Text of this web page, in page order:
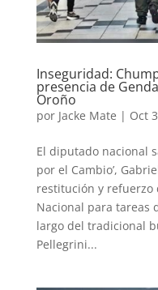
Inseguridad:
presencia de
Oroño
por Jacke Mate | Oct
El diputado nacional
por el Cambio’,
restitución y refuerzo
Nacional para tareas
largo del tradicional
Pellegrini...